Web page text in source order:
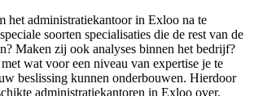
het administratiekantoor in Exloo na te
soorten specialisaties die de rest van de
Maken zij ook analyses binnen het bedrijf?
wat voor een niveau van expertise je te
beslissing kunnen onderbouwen. Hierdoor
administratiekantoren in Exloo over.